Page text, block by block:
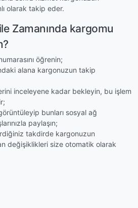
olarak takip eder.
Zamanında kargomu
öğrenin;
alana kargonuzun takip
inceleyene kadar bekleyin, bu işlem
bunları sosyal ağ
paylaşın;
takdirde kargonuzun
değişiklikleri size otomatik olarak